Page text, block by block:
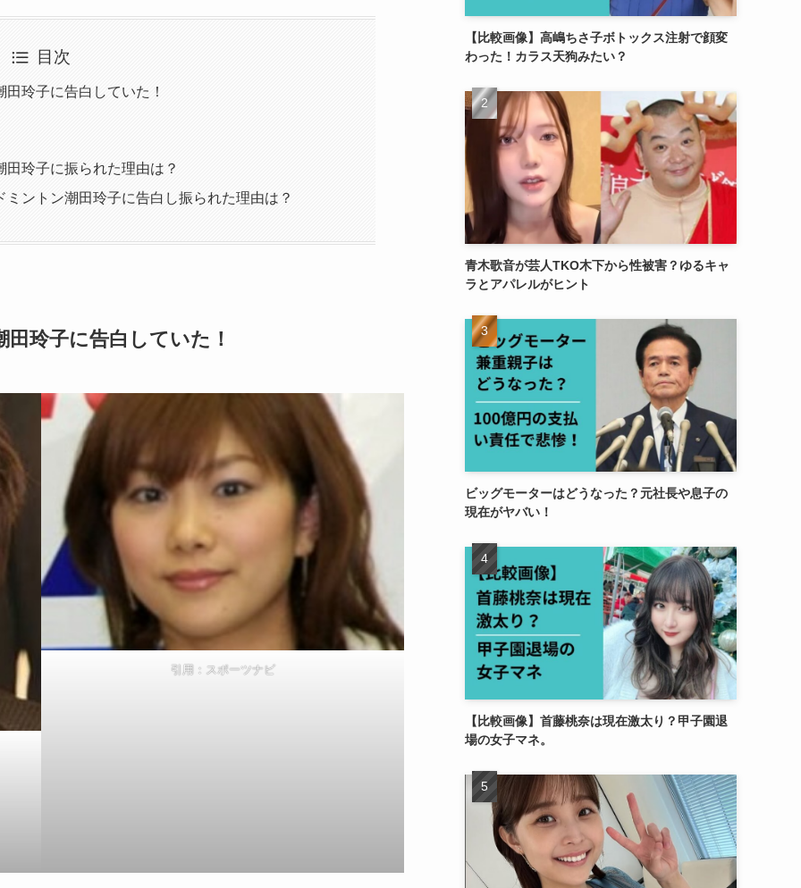
目次
玲子に告白していた！
玲子に振られた理由は？
ントン潮田玲子に告白し振られた理由は？
玲子に告白していた！
引用：スポーツナビ
【比較画像】高嶋ちさ子ボトックス注射で顔変
わった！カラス天狗みたい？
青木歌音が芸人TKO木下から性被害？ゆるキャ
ラとアパレルがヒント
ビッグモーターはどうなった？元社長や息子の
現在がヤバい！
【比較画像】首藤桃奈は現在激太り？甲子園退
場の女子マネ。